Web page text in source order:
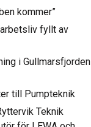
kommer”
fyllt av
i Gullmarsfjorden
till Pumpteknik
Teknik